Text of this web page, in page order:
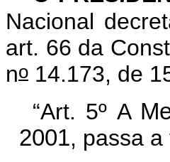
Nacional
art. 66 da
no 14.173, de
“Art. 5º A
2001, passa